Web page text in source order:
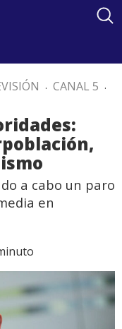
. CANAL 5 .
a cabo un paro
en